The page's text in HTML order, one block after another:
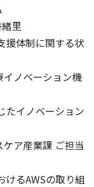
里
援体制に関する状
ーション機
たイノベーション
業課 ご担当
るAWSの取り組